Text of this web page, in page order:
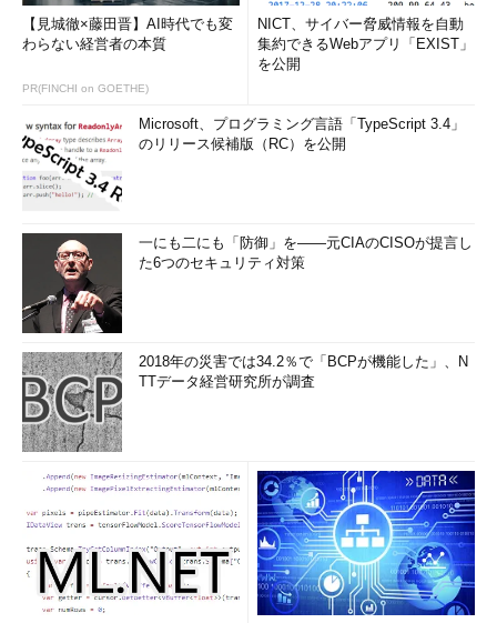
【見城徹×藤田晋】AI時代でも変
わらない経営者の本質
PR(FINCHI on GOETHE)
NICT、サイバー脅威情報を自動
集約できるWebアプリ「EXIST」
を公開
Microsoft、プログラミング言語「TypeScript 3.4」
のリリース候補版（RC）を公開
一にも二にも「防御」を――元CIAのCISOが提言し
た6つのセキュリティ対策
2018年の災害では34.2％で「BCPが機能した」、N
TTデータ経営研究所が調査